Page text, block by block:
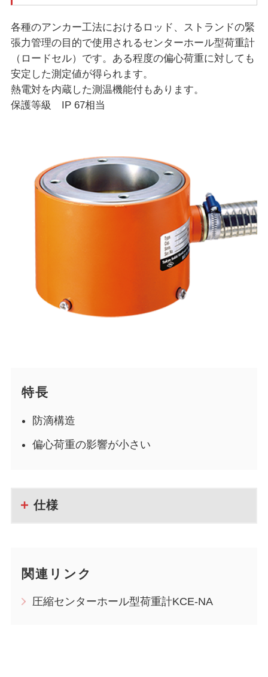
各種のアンカー工法におけるロッド、ストランドの緊
張力管理の目的で使用されるセンターホール型荷重計
（ロードセル）です。ある程度の偏心荷重に対しても
安定した測定値が得られます。
熱電対を内蔵した測温機能付もあります。
保護等級 IP 67相当
特長
防滴構造
偏心荷重の影響が小さい
仕様
関連リンク
圧縮センターホール型荷重計KCE-NA